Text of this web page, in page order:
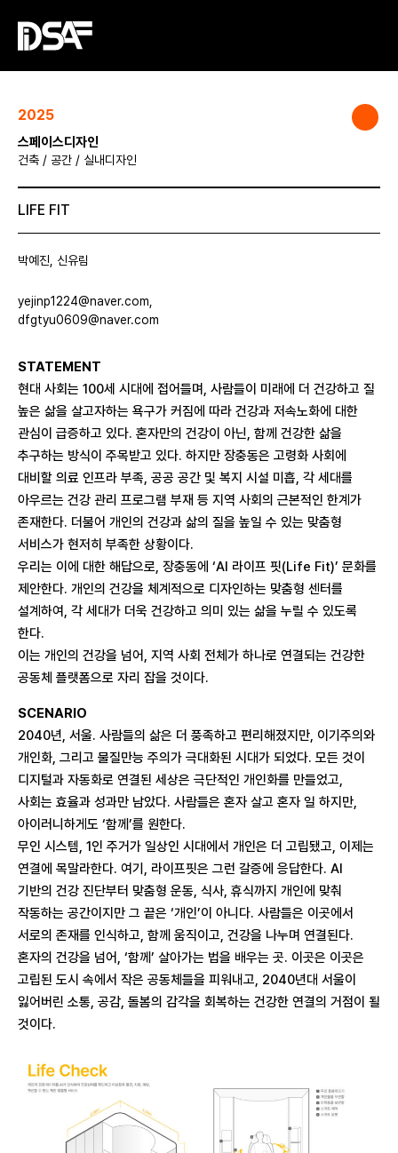
2025
스페이스디자인
건축 / 공간 / 실내디자인
LIFE FIT
박예진, 신유림
yejinp1224@naver.com,
dfgtyu0609@naver.com
STATEMENT
현대 사회는 100세 시대에 접어들며, 사람들이 미래에 더 건강하고 질
높은 삶을 살고자하는 욕구가 커짐에 따라 건강과 저속노화에 대한
관심이 급증하고 있다. 혼자만의 건강이 아닌, 함께 건강한 삶을
추구하는 방식이 주목받고 있다. 하지만 장충동은 고령화 사회에
대비할 의료 인프라 부족, 공공 공간 및 복지 시설 미흡, 각 세대를
아우르는 건강 관리 프로그램 부재 등 지역 사회의 근본적인 한계가
존재한다. 더불어 개인의 건강과 삶의 질을 높일 수 있는 맞춤형
서비스가 현저히 부족한 상황이다.
우리는 이에 대한 해답으로, 장충동에 ‘AI 라이프 핏(Life Fit)’ 문화를
제안한다. 개인의 건강을 체계적으로 디자인하는 맞춤형 센터를
설계하여, 각 세대가 더욱 건강하고 의미 있는 삶을 누릴 수 있도록
한다.
이는 개인의 건강을 넘어, 지역 사회 전체가 하나로 연결되는 건강한
공동체 플랫폼으로 자리 잡을 것이다.
SCENARIO
2040년, 서울. 사람들의 삶은 더 풍족하고 편리해졌지만, 이기주의와
개인화, 그리고 물질만능 주의가 극대화된 시대가 되었다. 모든 것이
디지털과 자동화로 연결된 세상은 극단적인 개인화를 만들었고,
사회는 효율과 성과만 남았다. 사람들은 혼자 살고 혼자 일 하지만,
아이러니하게도 ‘함께’를 원한다.
무인 시스템, 1인 주거가 일상인 시대에서 개인은 더 고립됐고, 이제는
연결에 목말라한다. 여기, 라이프핏은 그런 갈증에 응답한다. AI
기반의 건강 진단부터 맞춤형 운동, 식사, 휴식까지 개인에 맞춰
작동하는 공간이지만 그 끝은 ‘개인’이 아니다. 사람들은 이곳에서
서로의 존재를 인식하고, 함께 움직이고, 건강을 나누며 연결된다.
혼자의 건강을 넘어, ‘함께’ 살아가는 법을 배우는 곳. 이곳은 이곳은
고립된 도시 속에서 작은 공동체들을 피워내고, 2040년대 서울이
잃어버린 소통, 공감, 돌봄의 감각을 회복하는 건강한 연결의 거점이 될
것이다.